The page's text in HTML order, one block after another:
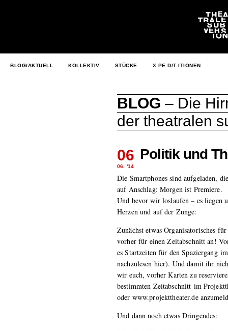
BLOG/AKTUELL KOLLEKTIV STÜCKE X PE D/T ITIONEN
BLOG – Die
der theatralen
06
06. '14
Politik und
Die Smartphones sind aufgeladen,
auf Anschlag: Morgen ist Premiere.
Und bevor wir loslaufen – es liegen
Herzen und auf der Zunge:
Zunächst etwas Organisatorisches
vorher für einen Zeitabschnitt an!
es Startzeiten für den Spaziergang
nachzulesen hier). Und damit ihr
wir euch, vorher Karten zu
bestimmten Zeitabschnitt im
oder www.projekttheater.de
Und dann noch etwas Dringendes: